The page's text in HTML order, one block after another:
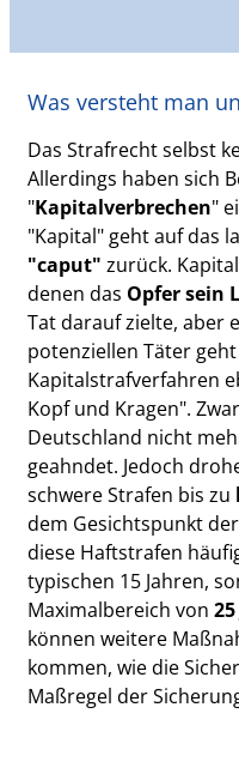
Was versteht man
Das Strafrecht selbst
Allerdings haben sich
"Kapitalverbrechen"
"Kapital" geht auf das
"caput" zurück.
denen das Opfer sein
Tat darauf zielte, aber
potenziellen Täter
Kapitalstrafverfahren
Kopf und Kragen".
Deutschland nicht
geahndet. Jedoch
schwere Strafen bis zu
dem Gesichtspunkt
diese Haftstrafen
typischen 15 Jahren,
Maximalbereich von
können weitere
kommen, wie die
Maßregel der